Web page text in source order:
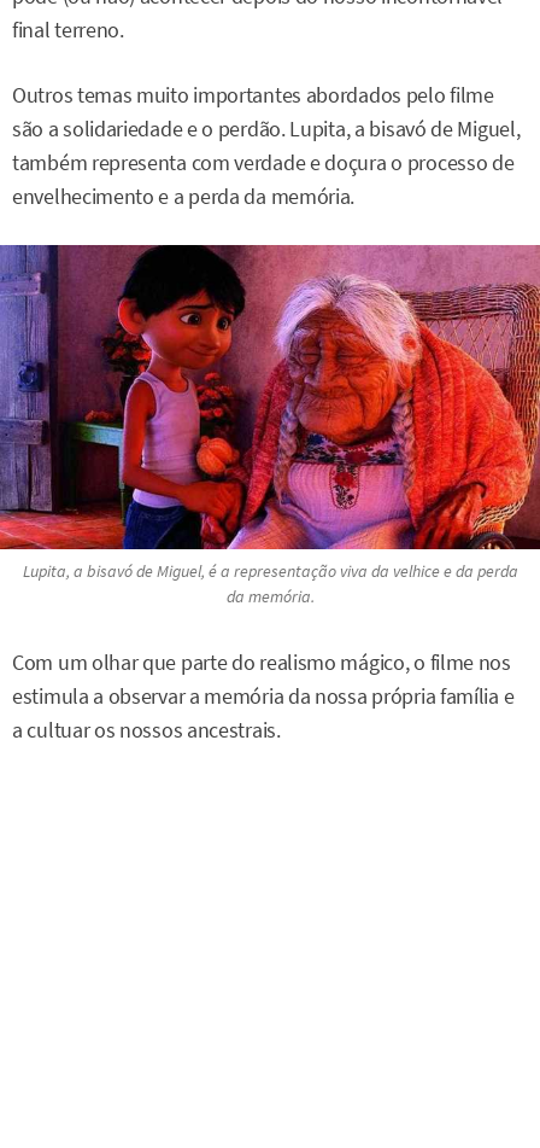
final terreno.
Outros temas muito importantes abordados pelo filme
são a solidariedade e o perdão. Lupita, a bisavó de Miguel,
também representa com verdade e doçura o processo de
envelhecimento e a perda da memória.
Lupita, a bisavó de Miguel, é a representação viva da velhice e da perda
da memória.
Com um olhar que parte do realismo mágico, o filme nos
estimula a observar a memória da nossa própria família e
a cultuar os nossos ancestrais.